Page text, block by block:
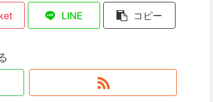
LINE コピー